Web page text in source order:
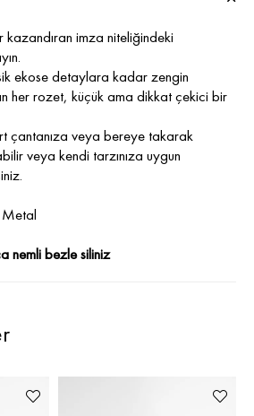
imza niteliğindeki
ekose detaylara kadar zengin
her rozet, küçük ama dikkat çekici bir
çantanıza veya bereye takarak
veya kendi tarzınıza uygun
nemli bezle siliniz